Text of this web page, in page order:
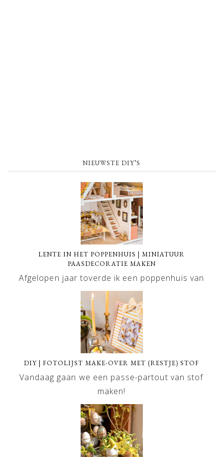
NIEUWSTE DIY’S
LENTE IN HET POPPENHUIS | MINIATUUR
PAASDECORATIE MAKEN
Afgelopen jaar toverde ik een poppenhuis van
DIY | FOTOLIJST MAKE-OVER MET (RESTJE) STOF
Vandaag gaan we een passe-partout van stof
maken!